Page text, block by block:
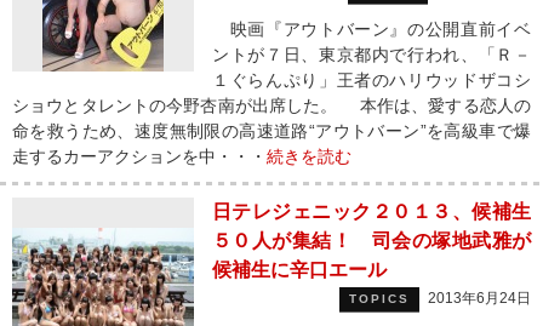
映画『アウトバーン』の公開直前イベ
ントが７日、東京都内で行われ、「Ｒ－
１ぐらんぷり」王者のハリウッドザコシ
ショウとタレントの今野杏南が出席した。 本作は、愛する恋人の
命を救うため、速度無制限の高速道路“アウトバーン”を高級車で爆
走するカーアクションを中・・・ 続きを読む
日テレジェニック２０１３、候補生
５０人が集結！ 司会の塚地武雅が
候補生に辛口エール
TOPICS 2013年6月24日